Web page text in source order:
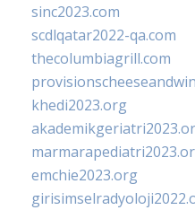
sinc2023.com
scdlqatar2022-qa.com
thecolumbiagrill.com
khedi2023.org
emchie2023.org